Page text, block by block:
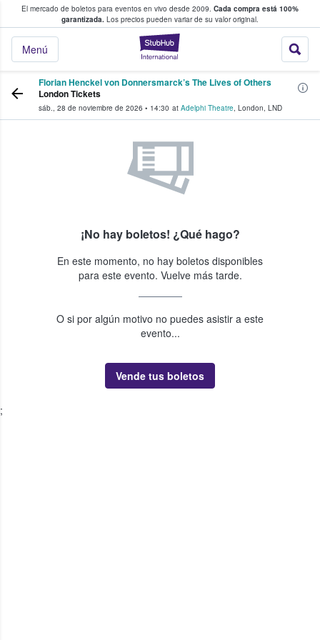
El mercado de boletos para eventos en vivo desde 2009. Cada compra está 100%
garantizada. Los precios pueden variar de su valor original.
StubHub: donde
Menú
fans compran y venden boletos
Florian Henckel von Donnersmarck’s The Lives of Others
London Tickets
sáb., 28 de noviembre de 2026 • 14:30 at Adelphi Theatre, London, LND
¡No hay boletos! ¿Qué hago?
En este momento, no hay boletos disponibles
para este evento. Vuelve más tarde.
O si por algún motivo no puedes asistir a este
evento...
Vende tus boletos
;